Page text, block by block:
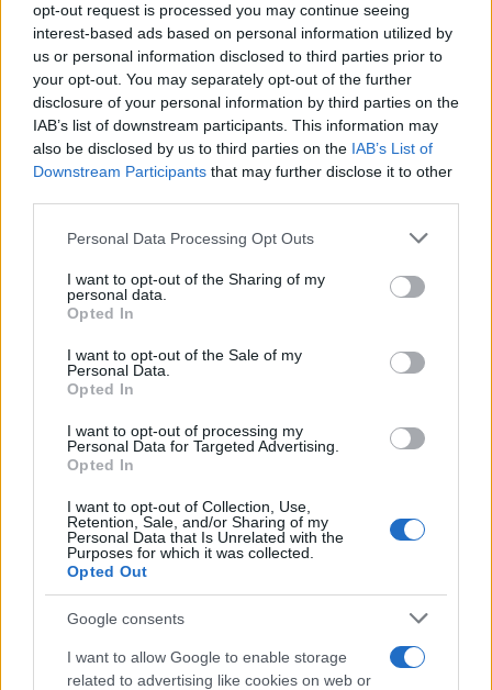
opt-out request is processed you may continue seeing
interest-based ads based on personal information utilized by
us or personal information disclosed to third parties prior to
your opt-out. You may separately opt-out of the further
disclosure of your personal information by third parties on the
IAB’s list of downstream participants. This information may
also be disclosed by us to third parties on the IAB’s List of
Downstream Participants that may further disclose it to other
Please note that this website/app uses one or more Google
not limited to your visit or usage behaviour. You may click to
grant or deny consent to Google and its third-party tags to
use your data for below specified purposes in below Google
consent section.
Personal Data Processing Opt Outs
I want to opt-out of the Sharing of my
personal data.
Opted In
I want to opt-out of the Sale of my
Personal Data.
Opted In
I want to opt-out of processing my
Personal Data for Targeted Advertising.
Opted In
I want to opt-out of Collection, Use,
Retention, Sale, and/or Sharing of my
Personal Data that Is Unrelated with the
Purposes for which it was collected.
Opted Out
Google consents
I want to allow Google to enable storage
related to advertising like cookies on web or
🏁 C'est terminé au Moustoir.
Les Rouge et Noir s'inclinent.
— Stade Rennais F.C. (@staderennais) October 22, 2023